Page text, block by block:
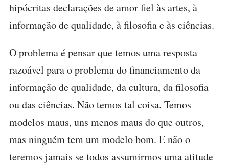
hipócritas declarações de amor fiel às artes, à
informação de qualidade, à filosofia e às ciências.
O problema é pensar que temos uma resposta
razoável para o problema do financiamento da
informação de qualidade, da cultura, da filosofia
ou das ciências. Não temos tal coisa. Temos
modelos maus, uns menos maus do que outros,
mas ninguém tem um modelo bom. E não o
teremos jamais se todos assumirmos uma atitude